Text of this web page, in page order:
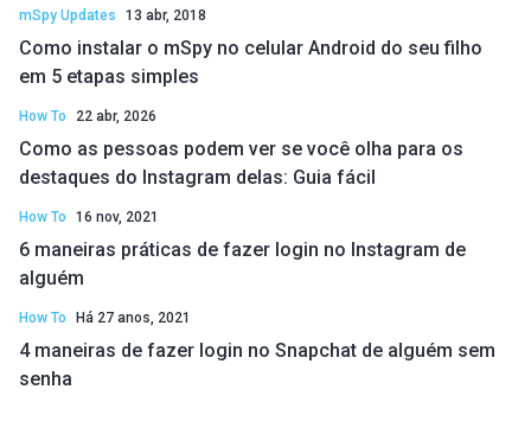
mSpy Updates 13 abr, 2018
Como instalar o mSpy no celular Android do seu filho
em 5 etapas simples
How To 22 abr, 2026
Como as pessoas podem ver se você olha para os
destaques do Instagram delas: Guia fácil
How To 16 nov, 2021
6 maneiras práticas de fazer login no Instagram de
alguém
How To Há 27 anos, 2021
4 maneiras de fazer login no Snapchat de alguém sem
senha